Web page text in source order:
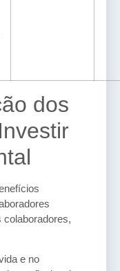
dos
colaboradores,
e no